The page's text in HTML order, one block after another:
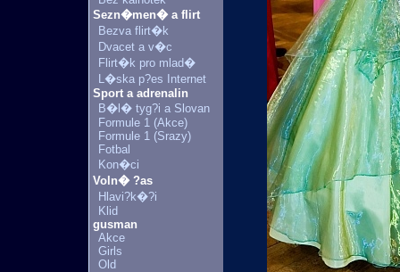
Sezn�men� a flirt
Bezva flirt�k
Dvacet a v�c
Flirt�k pro mlad�
L�ska p?es Internet
Sport a adrenalin
B�l� tyg?i a Slovan
Formule 1 (Akce)
Formule 1 (Srazy)
Fotbal
Kon�ci
Voln� ?as
Hlavi?k�?i
Klid
gusman
Akce
Girls
Old